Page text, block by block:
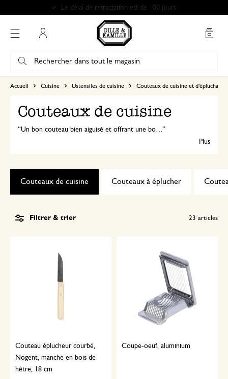
Retrait gratuit dans nos magasins*
Accueil Cuisine Ustensiles de cuisine Couteaux de cuisine et d'épluchage
Couteaux de cuisine
Un bon couteau bien aiguisé et offrant une bonne prise en main est l'ustensile le plus important de votre cuisine. Dille & Kamille vous propose une large gamme de couteaux, petits et grands, pour trancher, hacher et éplucher.
Plus
Couteaux de cuisine Couteaux à éplucher
Filtrer & trier 23 articles
Couteau éplucheur courbé,
Nogent, manche en bois de
hêtre, 18 cm
Coupe-oeuf, aluminium